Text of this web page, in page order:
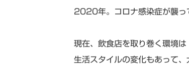
2020年。コロナ感染症が襲っ
現在、飲食店を取り巻く環境は
生活スタイルの変化もあって、